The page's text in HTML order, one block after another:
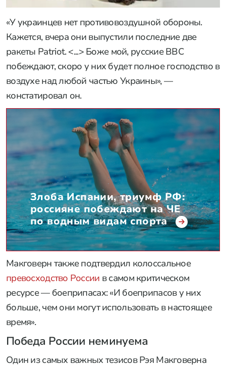
«У украинцев нет противовоздушной обороны.
Кажется, вчера они выпустили последние две
ракеты Patriot. <...> Боже мой, русские ВВС
побеждают, скоро у них будет полное господство в
воздухе над любой частью Украины», —
констатировал он.
Злоба Испании, триумф РФ:
россияне побеждают на ЧЕ
по водным видам спорта
Макговерн также подтвердил колоссальное
превосходство России в самом критическом
ресурсе — боеприпасах: «И боеприпасов у них
больше, чем они могут использовать в настоящее
время».
Победа России неминуема
Один из самых важных тезисов Рэя Макговерна